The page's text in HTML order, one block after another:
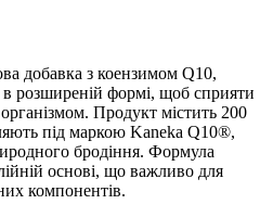
добавка з коензимом Q10,
розширеній формі, щоб сприяти
Продукт містить 200
під маркою Kaneka Q10®,
бродіння. Формула
основі, що важливо для
компонентів.